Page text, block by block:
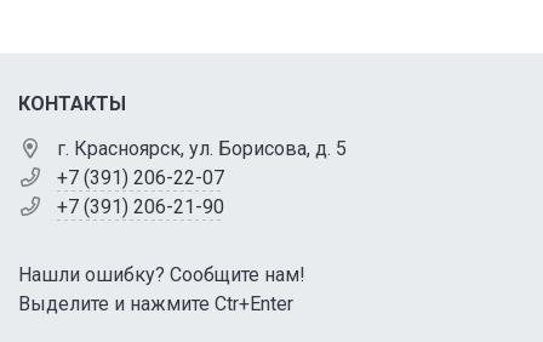
КОНТАКТЫ
г. Красноярск, ул. Борисова, д. 5
+7 (391) 206-22-07
+7 (391) 206-21-90
Нашли ошибку? Сообщите нам!
Выделите и нажмите Ctr+Enter